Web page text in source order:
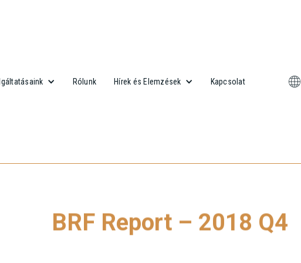
Rólunk Hírek és Elemzések Kapcsolat
BRF Report – 2018 Q4